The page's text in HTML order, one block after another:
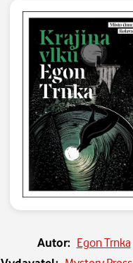
Autor: Egon Trnka